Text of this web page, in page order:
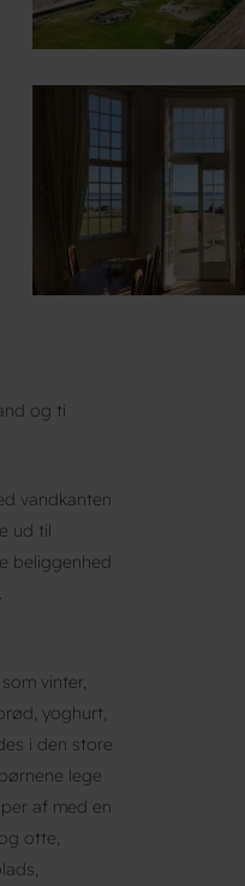
og ti
vandkanten
ud til
beliggenhed
vinter,
yoghurt,
i den store
lege
af med en
otte,